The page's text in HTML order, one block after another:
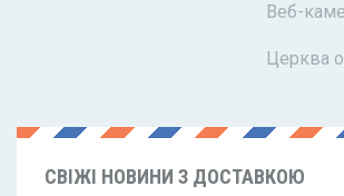
Веб-
Церква
СВІЖІ НОВИНИ З ДОСТАВКОЮ